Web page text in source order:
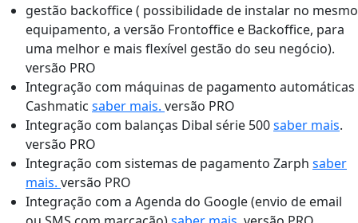
gestão backoffice ( possibilidade de instalar no mesmo
equipamento, a versão Frontoffice e Backoffice, para
uma melhor e mais flexível gestão do seu negócio).
versão PRO
Integração com máquinas de pagamento automáticas
Cashmatic saber mais. versão PRO
Integração com balanças Dibal série 500saber mais.
versão PRO
Integração com sistemas de pagamento Zarph saber
mais. versão PRO
Integração com a Agenda do Google (envio de email